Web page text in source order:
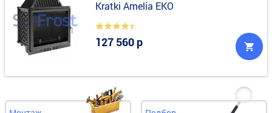
Kratki Amelia EKO
127 560 р